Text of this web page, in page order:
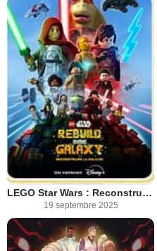
LEGO Star Wars : Reconstruire la Galaxie
19 septembre 2025